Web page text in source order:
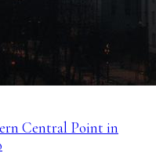
Central Point in